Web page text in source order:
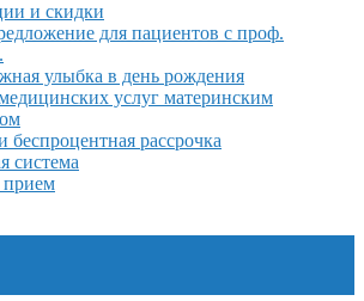
и скидки
для пациентов с проф.
улыбка в день рождения
услуг материнским
беспроцентная рассрочка
система
прием